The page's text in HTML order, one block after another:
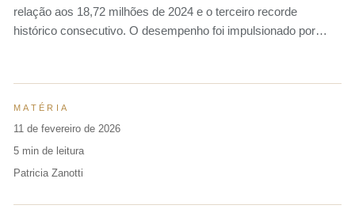
relação aos 18,72 milhões de 2024 e o terceiro recorde
histórico consecutivo. O desempenho foi impulsionado por…
MATÉRIA
11 de fevereiro de 2026
5 min de leitura
Patricia Zanotti